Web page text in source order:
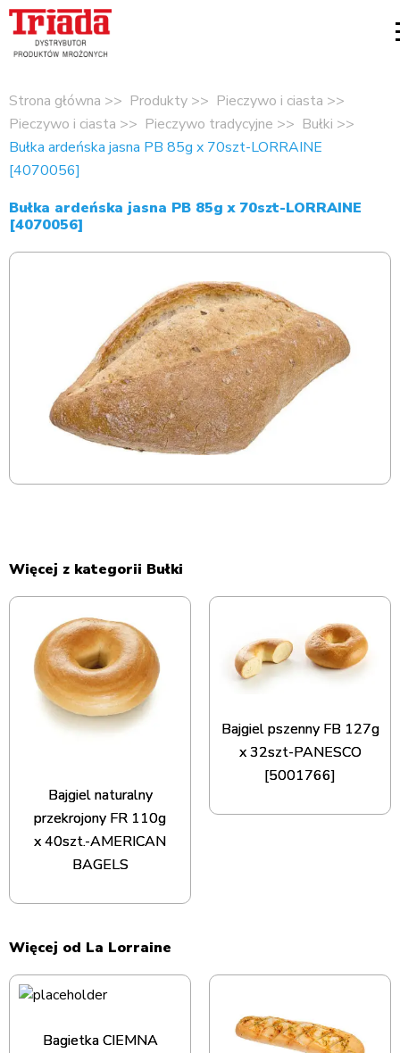
Strona główna Produkty
Pieczywo i ciasta
Pieczywo i ciasta
Pieczywo tradycyjne
Bułki
Bułka ardeńska jasna PB 85g x 70szt-LORRAINE
[4070056]
Bułka ardeńska jasna PB 85g x 70szt-LORRAINE
[4070056]
Więcej z kategorii Bułki
Bajgiel naturalny
przekrojony FR 110g
x 40szt.-AMERICAN
BAGELS
Bajgiel pszenny FB 127g
x 32szt-PANESCO
[5001766]
Więcej od La Lorraine
Bagietka CIEMNA